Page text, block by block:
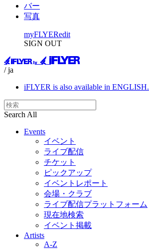
バー
写真
myFLYERedit
SIGN OUT
/ ja
iFLYER is also available in ENGLISH.
Search All
Events
イベント
ライブ配信
チケット
ピックアップ
イベントレポート
会場・クラブ
ライブ配信プラットフォーム
現在地検索
イベント掲載
Artists
A-Z